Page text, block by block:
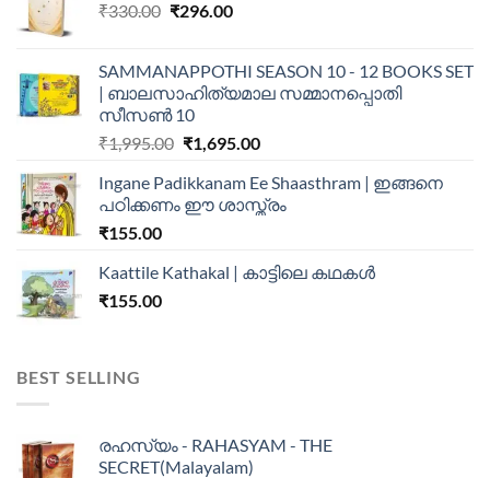
₹330.00 ₹296.00
SAMMANAPPOTHI SEASON 10 - 12 BOOKS SET
| ബാലസാഹിത്യമാല സമ്മാനപ്പൊതി
സീസൺ 10
₹1,995.00 ₹1,695.00
Ingane Padikkanam Ee Shaasthram | ഇങ്ങനെ
പഠിക്കണം ഈ ശാസ്ത്രം
₹155.00
Kaattile Kathakal | കാട്ടിലെ കഥകള്‍
₹155.00
BEST SELLING
രഹസ്യം - RAHASYAM - THE
SECRET(Malayalam)